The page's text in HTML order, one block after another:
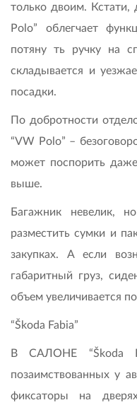
только двоим. Кстати,
Polo” облегчает
потяну ть ручку на
складывается и
посадки.
По добротности
“VW Polo” –
может поспорить
выше.
Багажник невелик,
разместить сумки и
закупках. А если
габаритный груз,
объем увеличивается
“Škoda Fabia”
В САЛОНЕ “Škoda
позаимствованных у
фиксаторы на